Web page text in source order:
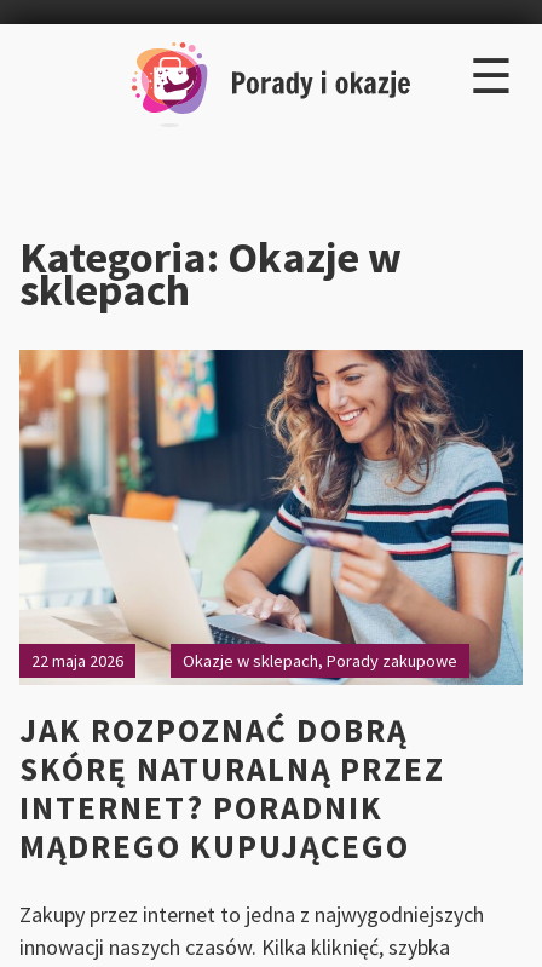
☰
×
Kategoria: Okazje w
sklepach
22 maja 2026 Okazje w sklepach, Porady zakupowe
JAK ROZPOZNAĆ DOBRĄ
SKÓRĘ NATURALNĄ PRZEZ
INTERNET? PORADNIK
MĄDREGO KUPUJĄCEGO
Zakupy przez internet to jedna z najwygodniejszych
innowacji naszych czasów. Kilka kliknięć, szybka